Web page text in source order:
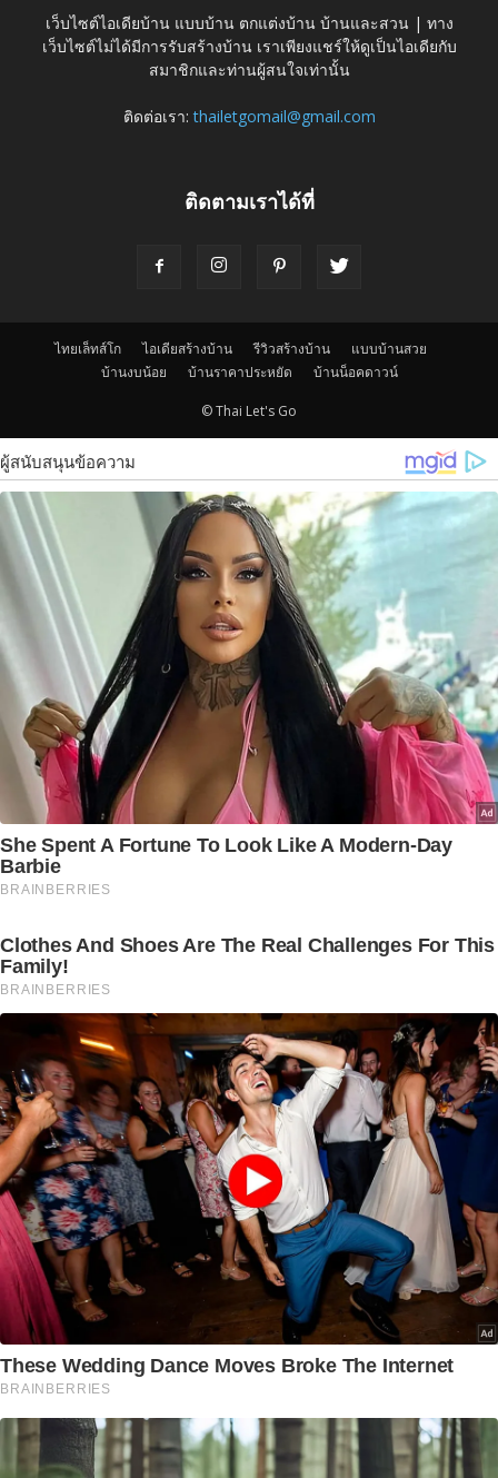
เว็บไซต์ไอเดียบ้าน แบบบ้าน ตกแต่งบ้าน บ้านและสวน | ทาง
เว็บไซต์ไม่ได้มีการรับสร้างบ้าน เราเพียงแชร์ให้ดูเป็นไอเดียกับ
สมาชิกและท่านผู้สนใจเท่านั้น
ติดต่อเรา:thailetgomail@gmail.com
ติดตามเราได้ที่
ไทยเล็ทส์โก ไอเดียสร้างบ้าน รีวิวสร้างบ้าน
แบบบ้านสวย
บ้านงบน้อย
บ้านราคาประหยัด บ้านน็อคดาวน์
© Thai Let's Go